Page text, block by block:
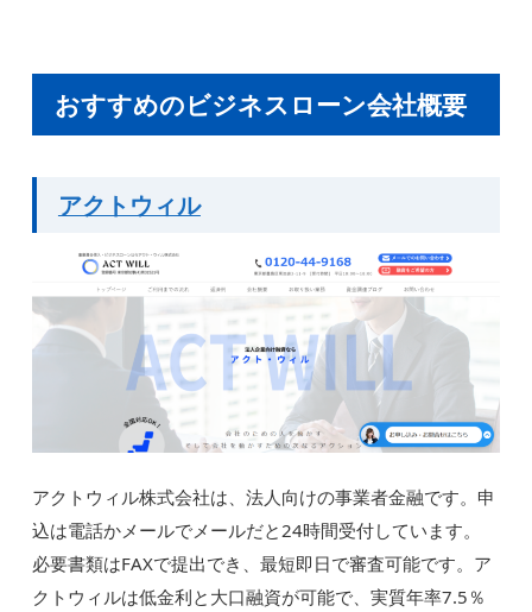
おすすめのビジネスローン会社概要
アクトウィル
アクトウィル株式会社は、法人向けの事業者金融です。申
込は電話かメールでメールだと24時間受付しています。
必要書類はFAXで提出でき、最短即日で審査可能です。ア
クトウィルは低金利と大口融資が可能で、実質年率7.5％